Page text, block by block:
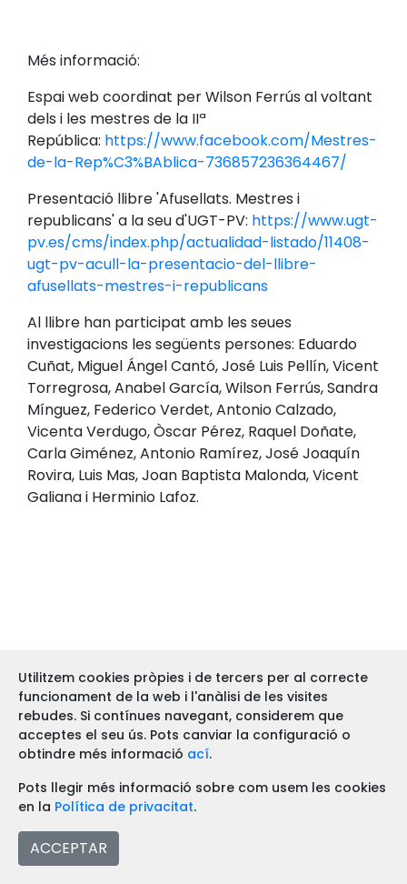
Més informació:
Espai web coordinat per Wilson Ferrús al voltant
dels i les mestres de la IIª
República: https://www.facebook.com/Mestres-
de-la-Rep%C3%BAblica-736857236364467/
Presentació llibre 'Afusellats. Mestres i
republicans' a la seu d'UGT-PV: https://www.ugt-
pv.es/cms/index.php/actualidad-listado/11408-
ugt-pv-acull-la-presentacio-del-llibre-
afusellats-mestres-i-republicans
Al llibre han participat amb les seues
investigacions les següents persones: Eduardo
Cuñat, Miguel Ángel Cantó, José Luis Pellín, Vicent
Torregrosa, Anabel García, Wilson Ferrús, Sandra
Mínguez, Federico Verdet, Antonio Calzado,
Vicenta Verdugo, Òscar Pérez, Raquel Doñate,
Carla Giménez, Antonio Ramírez, José Joaquín
Rovira, Luis Mas, Joan Baptista Malonda, Vicent
Galiana i Herminio Lafoz.
Comparteix aquest article
Facebook
TwitterWhatsApp
Share
Publicat el 02/02/2022
Secció: Entrevistes a personalitats i col·lectius
Utilitzem cookies pròpies i de tercers per al correcte
funcionament de la web i l'anàlisi de les visites
rebudes. Si contínues navegant, considerem que
acceptes el seu ús. Pots canviar la configuració o
obtindre més informació ací.
Pots llegir més informació sobre com usem les cookies
en la Política de privacitat.
ACCEPTAR